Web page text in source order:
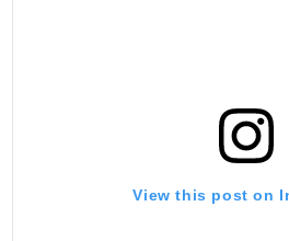
View this post on